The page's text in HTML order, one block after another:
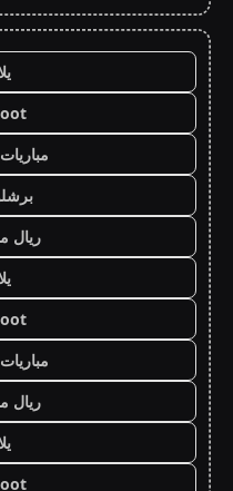
ريال
ريال